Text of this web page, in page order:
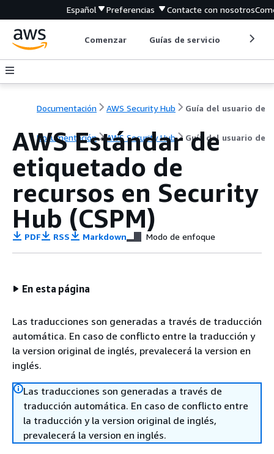
Español Preferencias Contacte con nosotros
Comenzar Guías de servicio
Documentación AWS Security Hub Guía del usuario de
Documentación AWS Security Hub Guía del usuario de
AWS Estándar de
etiquetado de
recursos en Security
Hub (CSPM)
PDF RSS Markdown Modo de enfoque
En esta página
Las traducciones son generadas a través de traducción
automática. En caso de conflicto entre la traducción y
la version original de inglés, prevalecerá la version en
inglés.
Las traducciones son generadas a través de
traducción automática. En caso de conflicto entre
la traducción y la version original de inglés,
prevalecerá la version en inglés.